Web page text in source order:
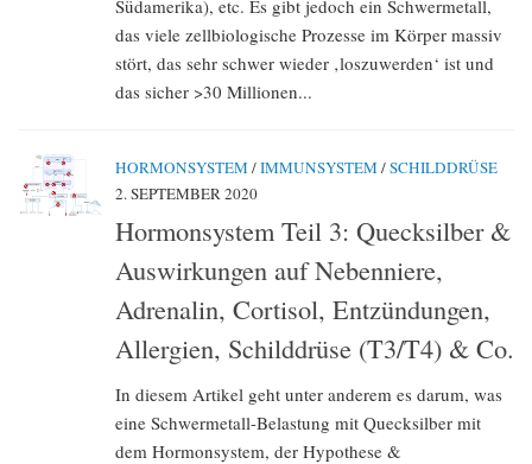
Südamerika), etc. Es gibt jedoch ein Schwermetall,
das viele zellbiologische Prozesse im Körper massiv
stört, das sehr schwer wieder ‚loszuwerden‘ ist und
das sicher >30 Millionen...
HORMONSYSTEM /IMMUNSYSTEM /SCHILDDRÜSE
2. SEPTEMBER 2020
Hormonsystem Teil 3: Quecksilber &
Auswirkungen auf Nebenniere,
Adrenalin, Cortisol, Entzündungen,
Allergien, Schilddrüse (T3/T4) & Co.
In diesem Artikel geht unter anderem es darum, was
eine Schwermetall-Belastung mit Quecksilber mit
dem Hormonsystem, der Hypothese &